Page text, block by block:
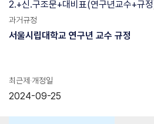
2.+신.구조문+대비표(연구년교수+규
과거규정
서울시립대학교 연구년 교수 규정
최근제·개정일
2024-09-25